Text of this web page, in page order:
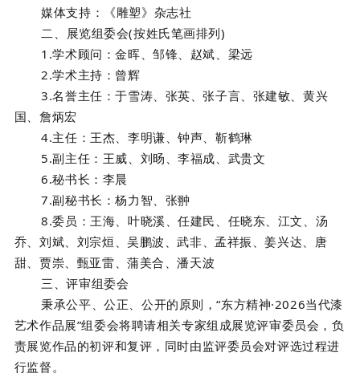
媒体支持：《雕塑》杂志社
二、
展览组委会(按姓氏笔画排列)
1.学术顾问：金晖、邹锋、赵斌、梁远
2.学术主持： 曾辉
3.名誉主任：于雪涛、张英、张子言、张建敏、黄兴
国、詹炳宏
4.主任： 王杰、李明谦、钟声、靳鹤琳
5.副主任： 王威、刘旸、李福成、武贵文
6.秘书长： 李晨
7.副秘书长：杨力智、张翀
8.委员： 王海、叶晓溪、任建民、任晓东、江文、汤
乔、刘斌、刘宗烜、吴鹏波、武非、孟祥振、姜兴达、唐
甜、贾崇、甄亚雷、蒲美合、潘天波
三、评审组委会
秉承公平、公正、公开的原则，“东方精神·2026当代漆
艺术作品展”组委会将聘请相关专家组成展览评审委员会，负
责展览作品的初评和复评，同时由监评委员会对评选过程进
行监督。